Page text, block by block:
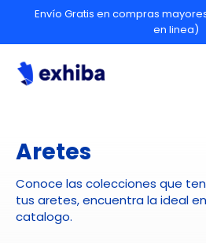
Envío Gratis en compras
en linea)
Aretes
Conoce las colecciones que
tus aretes, encuentra la ideal
catalogo.